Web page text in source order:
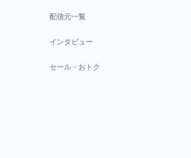
配信元一覧
インタビュー
セール・おトク